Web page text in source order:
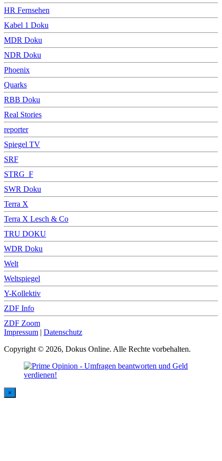
HR Fernsehen
Kabel 1 Doku
MDR Doku
NDR Doku
Phoenix
Quarks
RBB Doku
Real Stories
reporter
Spiegel TV
SRF
STRG_F
SWR Doku
Terra X
Terra X Lesch & Co
TRU DOKU
WDR Doku
Welt
Weltspiegel
Y-Kollektiv
ZDF Info
ZDF Zoom
Impressum | Datenschutz
Copyright © 2026, Dokus Online. Alle Rechte vorbehalten.
×